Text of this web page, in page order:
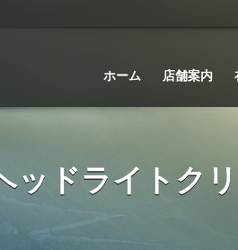
ホーム 店舗案内
ドライトク